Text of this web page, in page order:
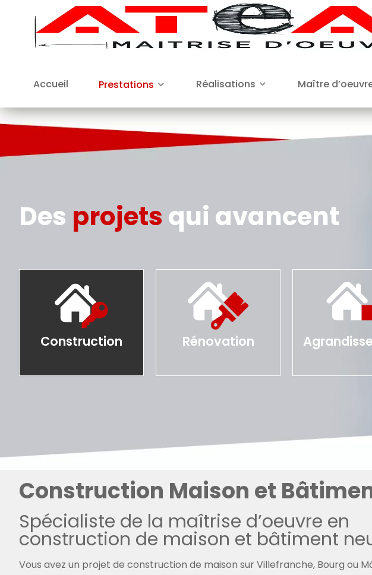
Accueil Prestations Réalisations Maître
Des projets qui avancent
Construction Rénovation
Construction Maison et
Spécialiste de la maîtrise d’oeuvre en
construction de maison et bâtiment
Vous avez un projet de construction de maison sur Villefranche, Bourg ou